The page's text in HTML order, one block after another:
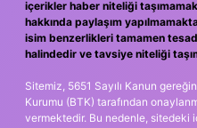
içerikler haber niteliği
hakkında paylaşım
isim benzerlikleri tamamen
halindedir ve tavsiye niteliği
Sitemiz, 5651 Sayılı Kanun
Kurumu (BTK) tarafından
vermektedir. Bu nedenle,